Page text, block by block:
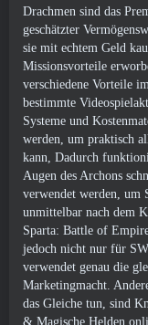
Drachmen sind das
geschätzter
sie mit echtem Geld
Missionsvorteile
verschiedene Vorteile
bestimmte
Systeme und
werden, um praktisch
kann, Dadurch
Augen des Archons
verwendet werden, um
unmittelbar nach dem
Sparta: Battle of
jedoch nicht nur für
verwendet genau die
Marketingmacht.
das Gleiche tun, sind
& Magische Helden